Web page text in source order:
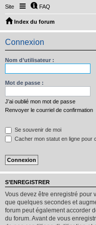
Site FAQ
Index du forum
Connexion
Nom d’utilisateur :
Mot de passe :
J’ai oublié mon mot de passe
Renvoyer le courriel de confirmation
Se souvenir de moi
Cacher mon statut en ligne pour
S’ENREGISTRER
Vous devez être enregistré pour
que quelques secondes et
forum peut également accorder
du forum. Avant de vous